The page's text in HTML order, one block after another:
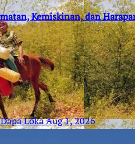
Kemiskinan, dan
LokaAug 1, 2026